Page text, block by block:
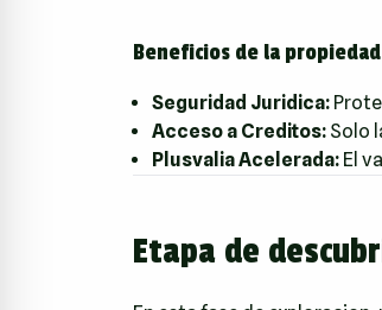
Beneficios de la
Seguridad Juridica:
Acceso a Creditos: Solo
Plusvalia Acelerada: El
Etapa de